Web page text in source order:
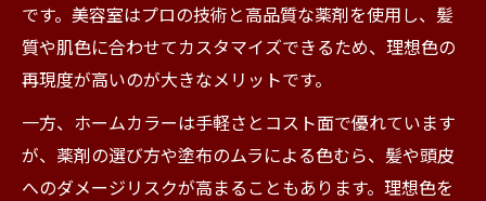
です。美容室はプロの技術と高品質な薬剤を使用し、髪
質や肌色に合わせてカスタマイズできるため、理想色の
再現度が高いのが大きなメリットです。
一方、ホームカラーは手軽さとコスト面で優れています
が、薬剤の選び方や塗布のムラによる色むら、髪や頭皮
へのダメージリスクが高まることもあります。理想色を